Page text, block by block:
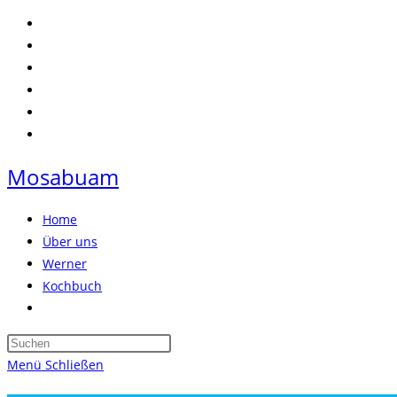
Zum
Inhalt
springen
Mosabuam
Home
Über uns
Werner
Kochbuch
umschalten
Press
Menü Schließen